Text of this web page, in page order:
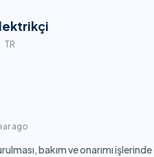
TR
ago
bakım ve onarımı